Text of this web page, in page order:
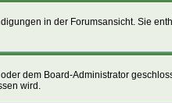
in der Forumsansicht. Sie
dem Board-Administrator
wird.